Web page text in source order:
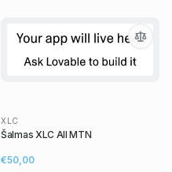
XLC
Šalmas XLC All MTN
€50,00